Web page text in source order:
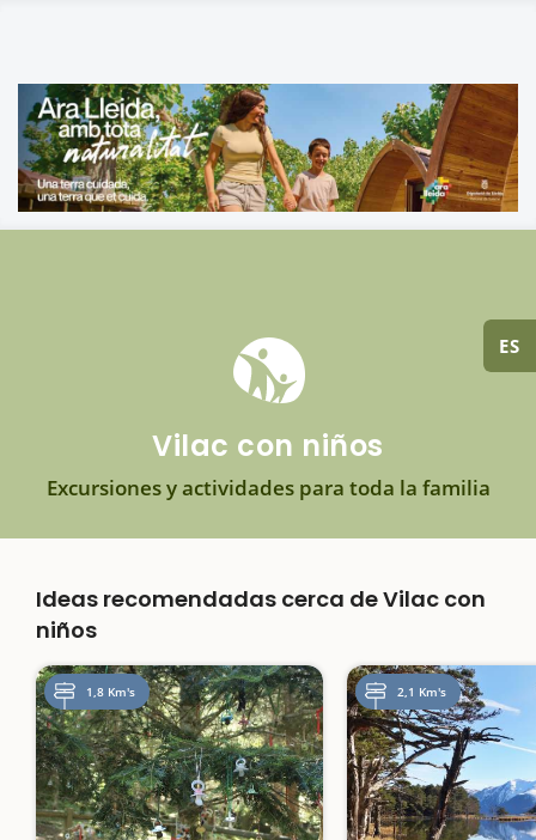
ES
Vilac con niños
Excursiones y actividades para toda la familia
Ideas recomendadas cerca de Vilac con
niños
1,8 Km's 2,1 Km's